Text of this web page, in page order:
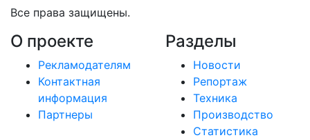
Все права защищены.
О проекте
Рекламодателям
Контактная
информация
Партнеры
Разделы
Новости
Репортаж
Техника
Производство
Статистика